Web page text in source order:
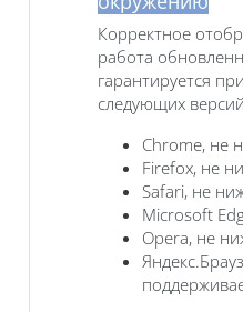
Корректное
работа
гарантируется
следующих
Chrome, не
Firefox, не
Safari, не
Microsoft
Opera, не